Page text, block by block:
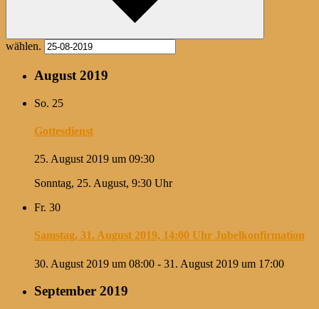
wählen.
August 2019
So. 25
Gottesdienst
25. August 2019 um 09:30
Sonntag, 25. August, 9:30 Uhr
Fr. 30
Samstag, 31. August 2019, 14:00 Uhr Jubelkonfirmation
30. August 2019 um 08:00 - 31. August 2019 um 17:00
September 2019